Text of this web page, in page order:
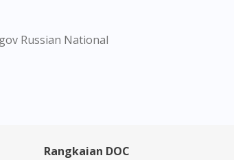
Russian National
Rangkaian DOC